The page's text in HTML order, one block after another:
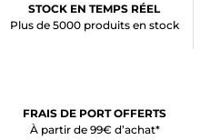
STOCK EN TEMPS RÉEL
Plus de 5000 produits en stock
FRAIS DE PORT OFFERTS
À partir de 99€ d’achat*